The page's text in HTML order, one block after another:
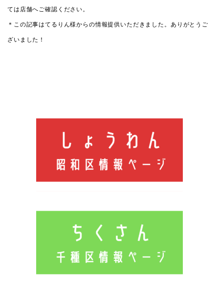
ては店舗へご確認ください。
＊この記事はてるりん様からの情報提供いただきました。ありがとうご
ざいました！